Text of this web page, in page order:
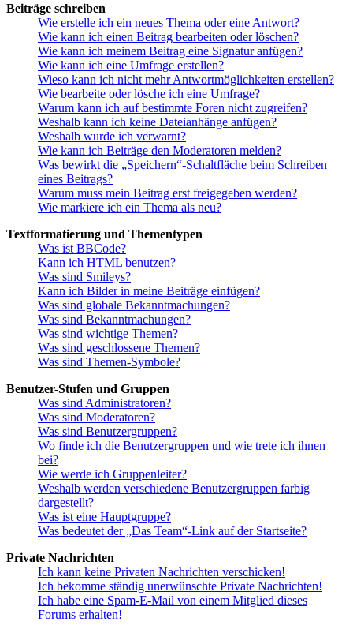
Beiträge schreiben
Wie erstelle ich ein neues Thema oder eine Antwort?
Wie kann ich einen Beitrag bearbeiten oder löschen?
Wie kann ich meinem Beitrag eine Signatur anfügen?
Wie kann ich eine Umfrage erstellen?
Wieso kann ich nicht mehr Antwortmöglichkeiten erstellen?
Wie bearbeite oder lösche ich eine Umfrage?
Warum kann ich auf bestimmte Foren nicht zugreifen?
Weshalb kann ich keine Dateianhänge anfügen?
Weshalb wurde ich verwarnt?
Wie kann ich Beiträge den Moderatoren melden?
Was bewirkt die „Speichern“-Schaltfläche beim Schreiben
eines Beitrags?
Warum muss mein Beitrag erst freigegeben werden?
Wie markiere ich ein Thema als neu?
Textformatierung und Thementypen
Was ist BBCode?
Kann ich HTML benutzen?
Was sind Smileys?
Kann ich Bilder in meine Beiträge einfügen?
Was sind globale Bekanntmachungen?
Was sind Bekanntmachungen?
Was sind wichtige Themen?
Was sind geschlossene Themen?
Was sind Themen-Symbole?
Benutzer-Stufen und Gruppen
Was sind Administratoren?
Was sind Moderatoren?
Was sind Benutzergruppen?
Wo finde ich die Benutzergruppen und wie trete ich ihnen
bei?
Wie werde ich Gruppenleiter?
Weshalb werden verschiedene Benutzergruppen farbig
dargestellt?
Was ist eine Hauptgruppe?
Was bedeutet der „Das Team“-Link auf der Startseite?
Private Nachrichten
Ich kann keine Privaten Nachrichten verschicken!
Ich bekomme ständig unerwünschte Private Nachrichten!
Ich habe eine Spam-E-Mail von einem Mitglied dieses
Forums erhalten!